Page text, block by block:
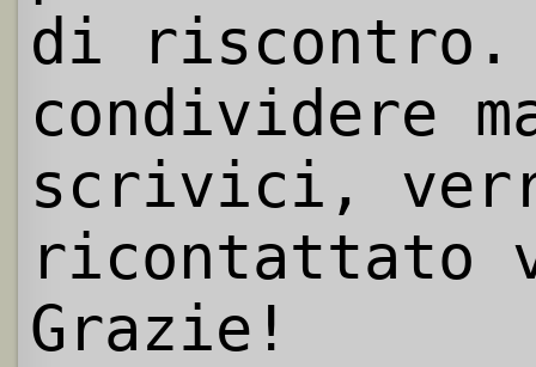
di riscontro.
condividere
scrivici,
ricontattato
Grazie!